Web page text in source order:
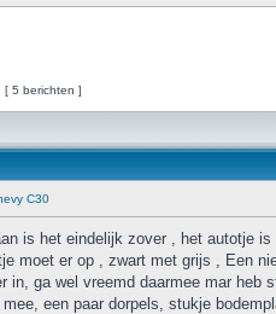
[ 5 berichten ]
C30
is het eindelijk zover , het autotje
moet er op , zwart met grijs , Een
in, ga wel vreemd daarmee mar
een paar dorpels, stukje